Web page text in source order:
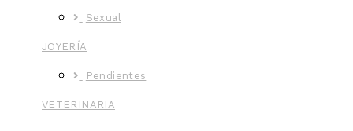
Sexual
JOYERÍA
Pendientes
VETERINARIA